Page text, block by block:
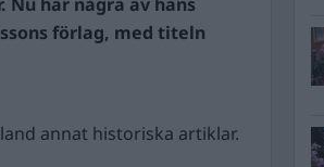
förlag, med titeln
annat historiska artiklar.